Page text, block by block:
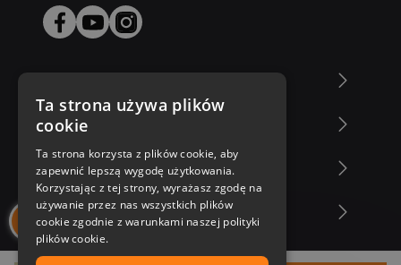
Zakupy u nas
Nasza oferta
Nasi autorzy
Ta strona używa plików
cookie
Ta strona korzysta z plików cookie, aby
zapewnić lepszą wygodę użytkowania.
Korzystając z tej strony, wyrażasz zgodę na
używanie przez nas wszystkich plików
cookie zgodnie z warunkami naszej polityki
plików cookie.